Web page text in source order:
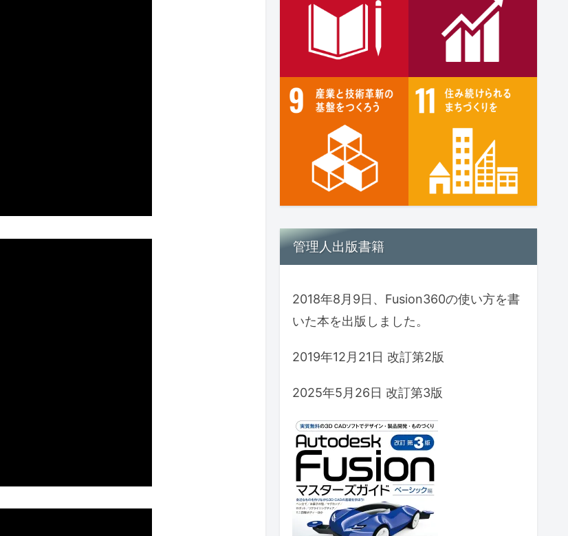
管理人出版書籍
2018年8月9日、Fusion360の使い方を書
いた本を出版しました。
2019年12月21日 改訂第2版
2025年5月26日 改訂第3版